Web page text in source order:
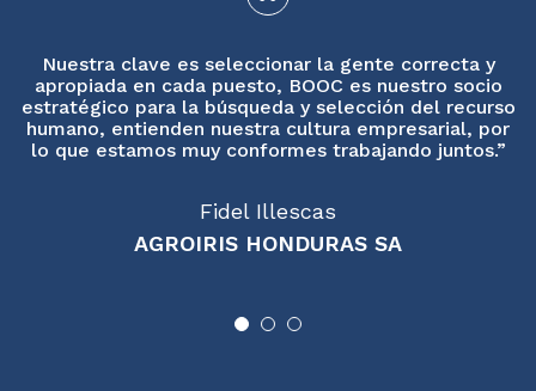
Nuestra clave es seleccionar la gente correcta y
apropiada en cada puesto, BOOC es nuestro socio
estratégico para la búsqueda y selección del recurso
humano, entienden nuestra cultura empresarial, por
lo que estamos muy conformes trabajando juntos.”
Fidel Illescas
AGROIRIS HONDURAS SA